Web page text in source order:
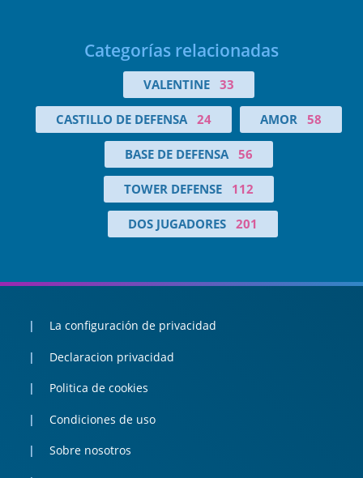
Categorías relacionadas
VALENTINE 33
CASTILLO DE DEFENSA 24 AMOR 58
BASE DE DEFENSA 56
TOWER DEFENSE 112
DOS JUGADORES 201
La configuración de privacidad
Declaracion privacidad
Politica de cookies
Condiciones de uso
Sobre nosotros